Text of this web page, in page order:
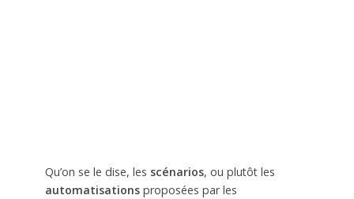
Qu’on se le dise, les scénarios, ou plutôt les
automatisationsproposées par les